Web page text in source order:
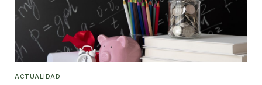
ACTUALIDAD